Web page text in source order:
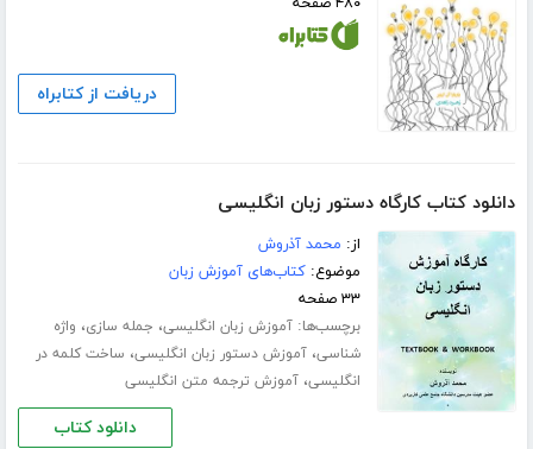
دریافت از کتابراه
دانلود کتاب کارگاه دستور زبان انگلیسی
از: محمد آذروش
موضوع:کتاب‌های آموزش زبان
۳۳ صفحه
برچسب‌ها:آموزش زبان انگلیسی، جمله سازی، واژه
شناسی،آموزش دستور زبان انگلیسی، ساخت کلمه در
انگلیسی،آموزش ترجمه متن انگلیسی
دانلود کتاب